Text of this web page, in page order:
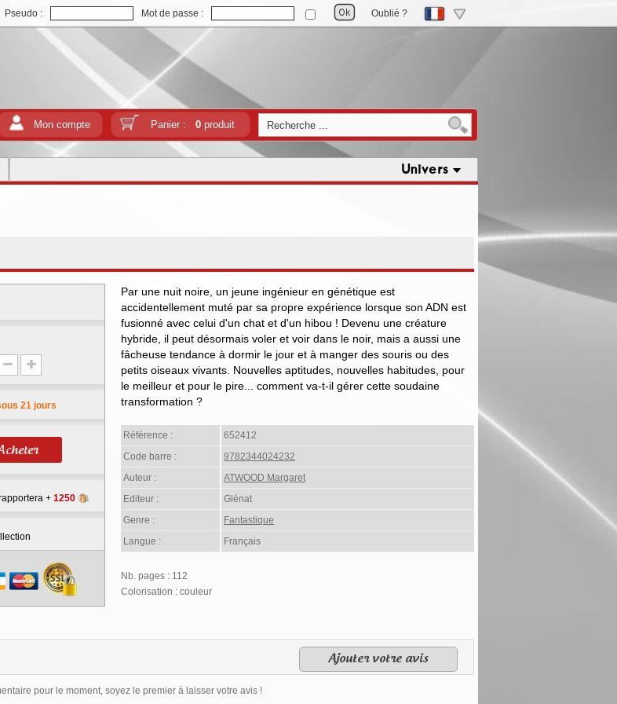
Pseudo : Mot de passe : Oublié ?
Mon compte Panier : 0produit
Univers
21 jours
+ 1250
Par une nuit noire, un jeune ingénieur en génétique est
accidentellement muté par sa propre expérience lorsque son ADN est
fusionné avec celui d'un chat et d'un hibou ! Devenu une créature
hybride, il peut désormais voler et voir dans le noir, mais a aussi une
fâcheuse tendance à dormir le jour et à manger des souris ou des
petits oiseaux vivants. Nouvelles aptitudes, nouvelles habitudes, pour
le meilleur et pour le pire... comment va-t-il gérer cette soudaine
transformation ?
Référence :
652412
Code barre :
9782344024232
Auteur :
ATWOOD Margaret
Editeur :
Glénat
Genre :
Fantastique
Langue :
Français
Nb. pages : 112
Colorisation : couleur
Ajouter votre avis
pour le moment, soyez le premier à laisser votre avis !